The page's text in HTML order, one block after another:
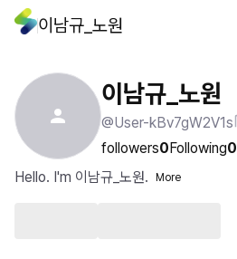
이남규_노원
이남규_노원
@User-kBv7gW2V1s
followers0Following0
Hello. I'm 이남규_노원.
More